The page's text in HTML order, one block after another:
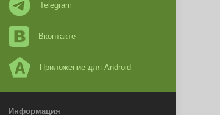
Telegram
Вконтакте
Приложение для Android
Информация